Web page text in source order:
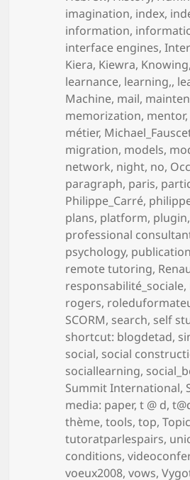
imagination, index,
information,
interface engines,
Kiera, Kiewra, Knowing,
learnance, learning,,
Machine, mail,
memorization, mentor,
métier,
migration, models,
network, night, no,
paragraph, paris,
Philippe_Carré,
plans, platform, plugin,
professional
psychology, publication
remote tutoring,
responsabilité_sociale,
rogers,
SCORM, search, self
shortcut: blogdetad,
social, social
sociallearning,
Summit International,
media: paper,t @ d,
thème,tools,top,Topic
tutoratparlespairs,
conditions,
voeux2008,vows,